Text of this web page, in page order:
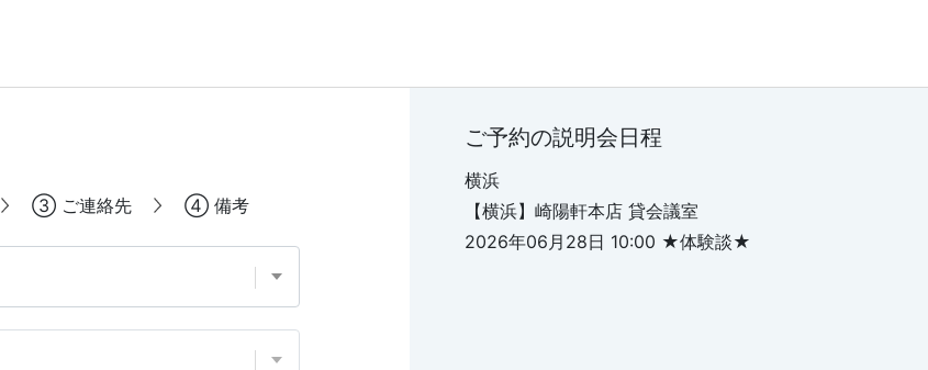
ご予約の説明会日程
横浜
【横浜】崎陽軒本店 貸会議室
2026年06月28日 10:00 ★体験談★
③ ご連絡先 ④ 備考